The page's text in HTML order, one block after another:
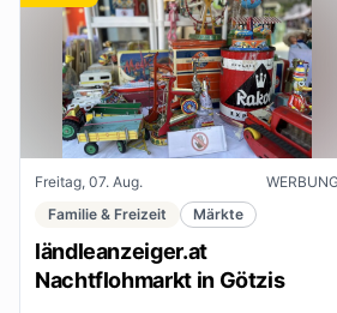
Freitag, 07. Aug.
Familie & Freizeit
Märkte
ländleanzeiger.at
Nachtflohmarkt in Götzis